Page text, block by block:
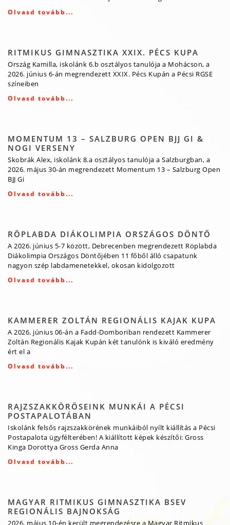
Olvasd tovább...
RITMIKUS GIMNASZTIKA XXIX. PÉCS KUPA
Ország Kamilla, iskolánk 6.b osztályos tanulója a Mohácson, a
2026. június 6-án megrendezett XXIX. Pécs Kupán a Pécsi RGSE
színeiben
Olvasd tovább...
MOMENTUM 13 – SALZBURG OPEN BJJ GI &
NOGI VERSENY
Skobrák Alex, iskolánk 8.a osztályos tanulója a Salzburgban, a
2026. május 30-án megrendezett Momentum 13 – Salzburg Open
BJJ Gi
Olvasd tovább...
RÖPLABDA DIÁKOLIMPIA ORSZÁGOS DÖNTŐ
A 2026. június 5-7 között, Debrecenben megrendezett Röplabda
Diákolimpia Országos Döntőjében 11 főből álló csapatunk
nagyon szép labdamenetekkel, okosan kidolgozott
Olvasd tovább...
KAMMERER ZOLTÁN REGIONÁLIS KAJAK KUPA
A 2026. június 06-án a Fadd-Domboriban rendezett Kammerer
Zoltán Regionális Kajak Kupán két tanulónk is kiváló eredmény
ért el a
Olvasd tovább...
RAJZSZAKKÖRÖSEINK MUNKÁI A PÉCSI
POSTAPALOTÁBAN
Iskolánk felsős rajzszakkörének munkáiból nyílt kiállítás a Pécsi
Postapalota ügyfélterében! A kiállított képek készítői: Gross
Kinga Dorottya Gross Gerda Anna
Olvasd tovább...
MAGYAR RITMIKUS GIMNASZTIKA BSEV
REGIONÁLIS BAJNOKSÁG
2026. május 10-én került megrendezésre a Magyar Ritmikus